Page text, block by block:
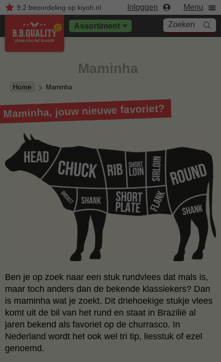
9,2 beoordelingop kiyoh.nl Inloggen Menu
Assortiment Zoeken
Home Maminha
Maminha
Maminha, jouw nieuwe favoriet?
Ben je op zoek naar een stuk rundvlees dat mals is,
maar toch anders dan de bekende klassiekers? Dan
is maminha wat je zoekt. Dit driehoekige stukje vlees
komt uit de bil van het rund en staat in Brazilië al
jaren bekend als favoriet op de churrasco. In
Nederland wordt het ook wel tri tip, liesstuk of ezel
genoemd.